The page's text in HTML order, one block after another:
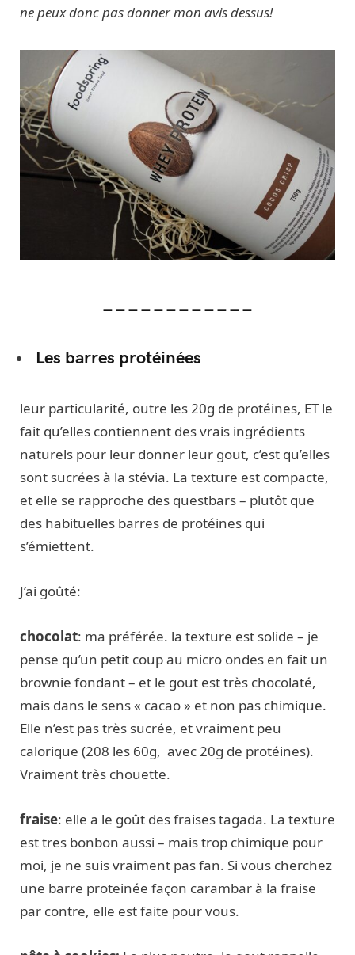
ne peux donc pas donner mon avis dessus!
____________
Les barres protéinées
leur particularité, outre les 20g de protéines, ET le
fait qu’elles contiennent des vrais ingrédients
naturels pour leur donner leur gout, c’est qu’elles
sont sucrées à la stévia. La texture est compacte,
et elle se rapproche des questbars – plutôt que
des habituelles barres de protéines qui
s’émiettent.
J’ai goûté:
chocolat: ma préférée. la texture est solide – je
pense qu’un petit coup au micro ondes en fait un
brownie fondant – et le gout est très chocolaté,
mais dans le sens « cacao » et non pas chimique.
Elle n’est pas très sucrée, et vraiment peu
calorique (208 les 60g, avec 20g de protéines).
Vraiment très chouette.
fraise: elle a le goût des fraises tagada. La texture
est tres bonbon aussi – mais trop chimique pour
moi, je ne suis vraiment pas fan. Si vous cherchez
une barre proteinée façon carambar à la fraise
par contre, elle est faite pour vous.